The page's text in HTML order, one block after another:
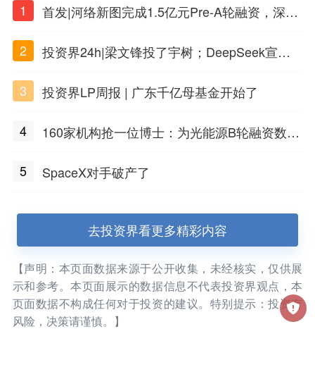
1
首发|河络新图完成1.5亿元Pre-A轮融资，深耕i
2
投资界24h|梁文锋投了宇树；DeepSeek宣布
3
投资界LP周报 | 广东千亿母基金开始了
4
160家机构抢一位博士：为光能源B轮融资数亿
5
SpaceX对手破产了
去投资界看更多精彩内容
【声明：本页面数据来源于公开收集，未经核实，仅供展
示和参考。本页面展示的数据信息不代表投资界观点，本
页面数据不构成任何对于投资的建议。特别提示：投资有
风险，决策请谨慎。】